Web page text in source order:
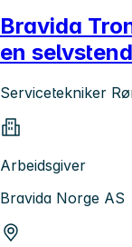
Bravida
en
Servicetekniker
Arbeidsgiver
Bravida Norge AS